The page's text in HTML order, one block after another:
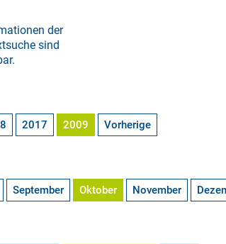
der
sind
2017 2009 Vorherige
September Oktober November